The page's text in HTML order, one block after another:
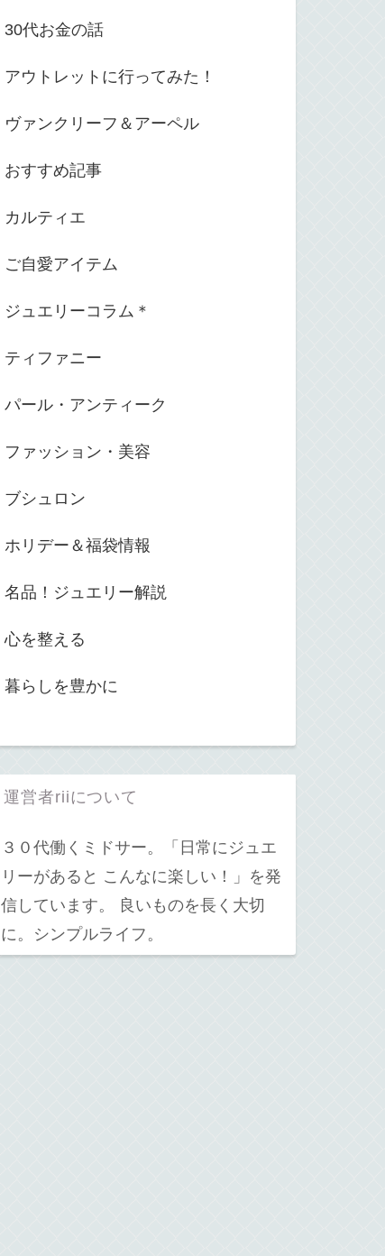
30代お金の話
アウトレットに行ってみた！
ヴァンクリーフ＆アーペル
おすすめ記事
カルティエ
ご自愛アイテム
ジュエリーコラム＊
ティファニー
パール・アンティーク
ファッション・美容
ブシュロン
ホリデー＆福袋情報
名品！ジュエリー解説
心を整える
暮らしを豊かに
運営者riiについて
３０代働くミドサー。「日常にジュエ
リーがあると こんなに楽しい！」を発
信しています。 良いものを長く大切
に。シンプルライフ。